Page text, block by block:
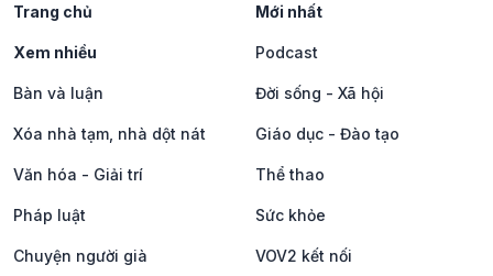
Trang chủ Mới nhất
Xem nhiều Podcast
Bàn và luận Đời sống - Xã hội
Xóa nhà tạm, nhà dột nát Giáo dục - Đào tạo
Văn hóa - Giải trí Thể thao
Pháp luật Sức khỏe
Chuyện người già VOV2 kết nối